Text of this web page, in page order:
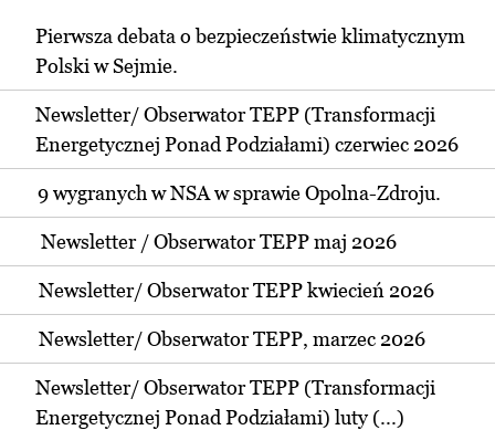
Pierwsza debata o bezpieczeństwie klimatycznym
Polski w Sejmie.
Newsletter/ Obserwator TEPP (Transformacji
Energetycznej Ponad Podziałami) czerwiec 2026
9 wygranych w NSA w sprawie Opolna-Zdroju.
Newsletter / Obserwator TEPP maj 2026
Newsletter/ Obserwator TEPP kwiecień 2026
Newsletter/ Obserwator TEPP, marzec 2026
Newsletter/ Obserwator TEPP (Transformacji
Energetycznej Ponad Podziałami) luty (...)